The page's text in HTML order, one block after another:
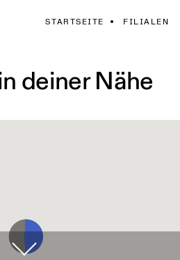
STARTSEITE FILIALEN
deiner Nähe